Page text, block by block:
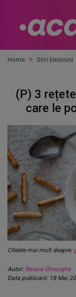
Home Stiri Emisiuni
(P) 3
care le
Citeste mai mult despre:
Autor: Raluca Gheorghe
Data publicarii: 18 Mai